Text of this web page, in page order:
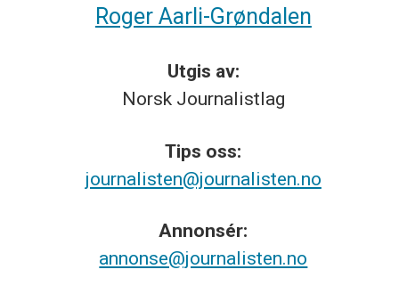
Roger Aarli-Grøndalen
Utgis av:
Norsk Journalistlag
Tips oss:
journalisten@journalisten.no
Annonsér:
annonse@journalisten.no